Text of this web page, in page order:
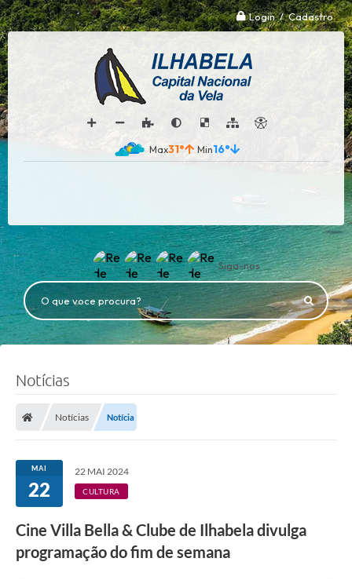
Login / Cadastro
31° 16°
Siga-nos
O que voce procura?
Notícias
Notícias Notícia
MAI
22
22 MAI 2024
CULTURA
Cine Villa Bella & Clube de Ilhabela divulga
programação do fim de semana